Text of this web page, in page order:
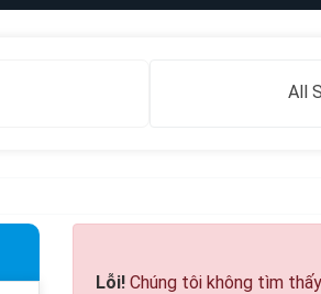
All
Lỗi! Chúng tôi không tìm